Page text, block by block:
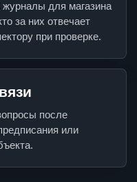
для магазина
за них отвечает
при проверке.
после
или